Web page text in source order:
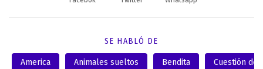
SE HABLÓ DE
America Animales sueltos Bendita Cuestión de